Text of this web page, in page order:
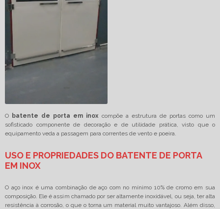
O batente de porta em inox compõe a estrutura de portas como um
sofisticado componente de decoração e de utilidade prática, visto que o
equipamento veda a passagem para correntes de vento e poeira.
USO E PROPRIEDADES DO BATENTE DE PORTA
EM INOX
O aço inox é uma combinação de aço com no mínimo 10% de cromo em sua
composição. Ele é assim chamado por ser altamente inoxidável, ou seja, ter alta
resistência à corrosão, o que o torna um material muito vantajoso. Além disso,